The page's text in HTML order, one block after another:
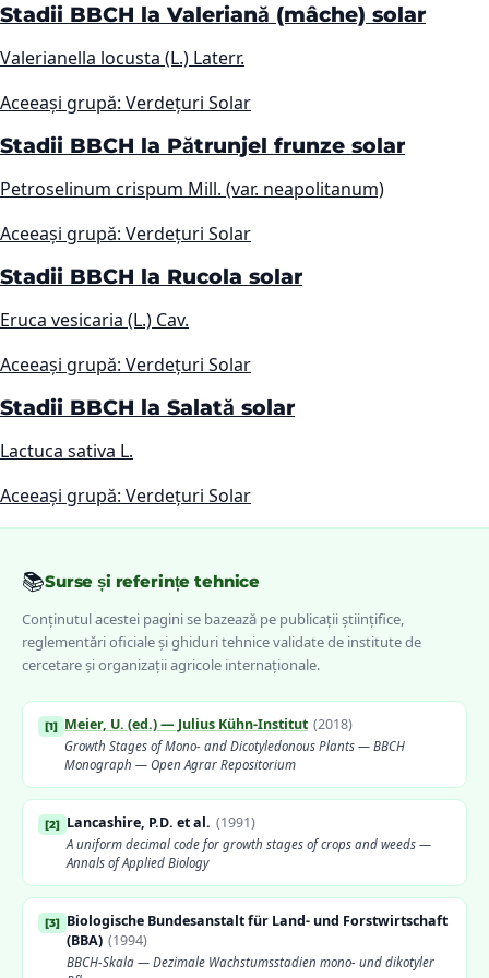
Stadii BBCH la Valeriană (mâche) solar
Valerianella locusta (L.) Laterr.
Aceeași grupă: Verdețuri Solar
Stadii BBCH la Pătrunjel frunze solar
Petroselinum crispum Mill. (var. neapolitanum)
Aceeași grupă: Verdețuri Solar
Stadii BBCH la Rucola solar
Eruca vesicaria (L.) Cav.
Aceeași grupă: Verdețuri Solar
Stadii BBCH la Salată solar
Lactuca sativa L.
Aceeași grupă: Verdețuri Solar
📚Surse și referințe tehnice
Conținutul acestei pagini se bazează pe publicații științifice,
reglementări oficiale și ghiduri tehnice validate de institute de
cercetare și organizații agricole internaționale.
[1] Meier, U. (ed.) — Julius Kühn-Institut (2018)
Growth Stages of Mono- and Dicotyledonous Plants — BBCH
Monograph — Open Agrar Repositorium
[2] Lancashire, P.D. et al. (1991)
A uniform decimal code for growth stages of crops and weeds —
Annals of Applied Biology
[3] Biologische Bundesanstalt für Land- und Forstwirtschaft
(BBA) (1994)
BBCH-Skala — Dezimale Wachstumsstadien mono- und dikotyler